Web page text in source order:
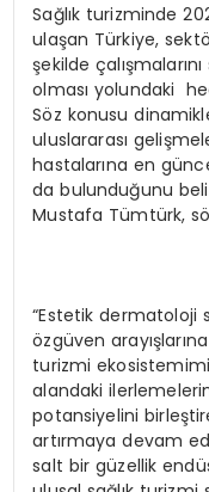
Sağlık turizminde
ulaşan Türkiye,
şekilde
olması yolundaki
Söz konusu
uluslararası
hastalarına en
da bulunduğunu
Mustafa Tümtürk,
“Estetik dermatoloji
özgüven
turizmi
alandaki
potansiyelini
artırmaya devam
salt bir güzellik